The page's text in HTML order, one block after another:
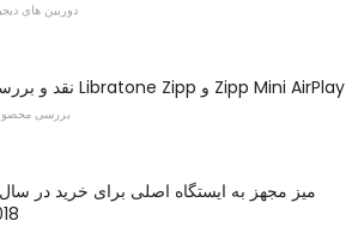
دوربین های
نقد و بررسی Libratone Zipp و Zipp Mini AirPlay
بررسی